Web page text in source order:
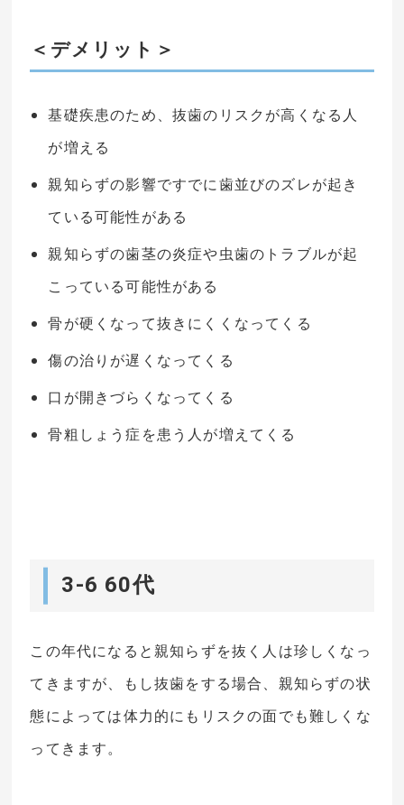
＜デメリット＞
基礎疾患のため、抜歯のリスクが高くなる人
が増える
親知らずの影響ですでに歯並びのズレが起き
ている可能性がある
親知らずの歯茎の炎症や虫歯のトラブルが起
こっている可能性がある
骨が硬くなって抜きにくくなってくる
傷の治りが遅くなってくる
口が開きづらくなってくる
骨粗しょう症を患う人が増えてくる
3-6 60代
この年代になると親知らずを抜く人は珍しくなっ
てきますが、もし抜歯をする場合、親知らずの状
態によっては体力的にもリスクの面でも難しくな
ってきます。